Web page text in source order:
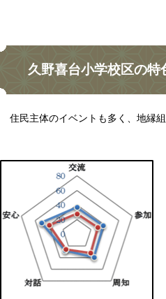
久野喜台小学校区の特
住民主体のイベントも多く、地縁組